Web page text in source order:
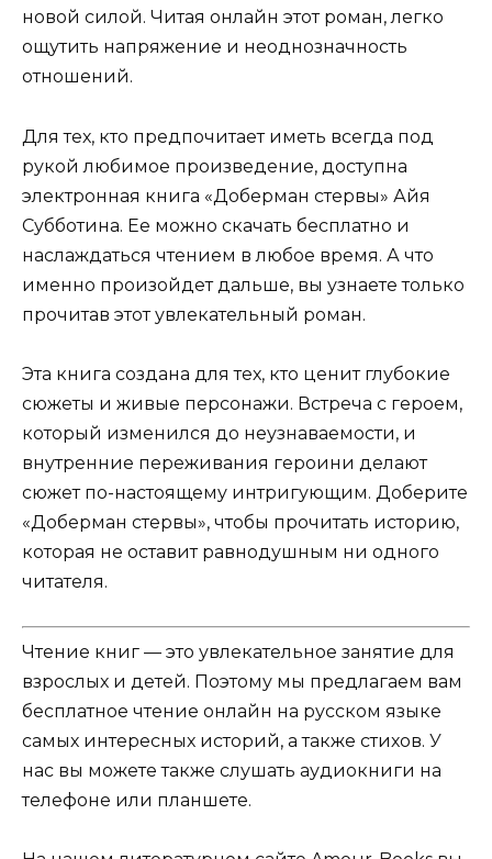
новой силой. Читая онлайн этот роман, легко
ощутить напряжение и неоднозначность
отношений.
Для тех, кто предпочитает иметь всегда под
рукой любимое произведение, доступна
электронная книга «Доберман стервы» Айя
Субботина. Ее можно скачать бесплатно и
наслаждаться чтением в любое время. А что
именно произойдет дальше, вы узнаете только
прочитав этот увлекательный роман.
Эта книга создана для тех, кто ценит глубокие
сюжеты и живые персонажи. Встреча с героем,
который изменился до неузнаваемости, и
внутренние переживания героини делают
сюжет по-настоящему интригующим. Доберите
«Доберман стервы», чтобы прочитать историю,
которая не оставит равнодушным ни одного
читателя.
Чтение книг — это увлекательное занятие для
взрослых и детей. Поэтому мы предлагаем вам
бесплатное чтение онлайн на русском языке
самых интересных историй, а также стихов. У
нас вы можете также слушать аудиокниги на
телефоне или планшете.